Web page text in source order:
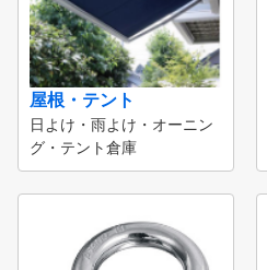
屋根・テント
日よけ・雨よけ・オーニン
グ・テント倉庫